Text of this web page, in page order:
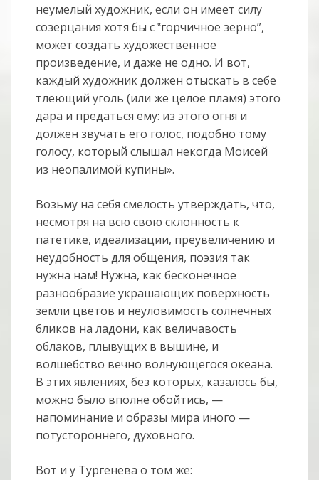
неумелый художник, если он имеет силу
созерцания хотя бы с ‟горчичное зерно”,
может создать художественное
произведение, и даже не одно. И вот,
каждый художник должен отыскать в себе
тлеющий уголь (или же целое пламя) этого
дара и предаться ему: из этого огня и
должен звучать его голос, подобно тому
голосу, который слышал некогда Моисей
из неопали­мой купины».
Возьму на себя смелость утверждать, что,
несмотря на всю свою склонность к
патетике, идеализации, преувеличению и
неудобность для общения, поэзия так
нужна нам! Нужна, как бесконечное
разнообразие украшающих поверхность
земли цветов и неуловимость солнечных
бликов на ладони, как величавость
облаков, плывущих в вышине, и
волшебство вечно волнующегося океана.
В этих явлениях, без которых, казалось бы,
можно было вполне обойтись, —
напоминание и образы мира иного —
потустороннего, духовного.
Вот и у Тургенева о том же: